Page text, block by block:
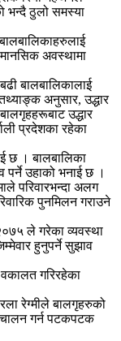
भन्दै ठुलो समस्या
अवस्थामा
बालबालिकालाई
अनुसार, उद्धार
उद्धार
प्रदेशका रहेका
छ । बालबालिका
पर्ने उहाको भनाई छ ।
परिवारभन्दा अलग
पुनमिलन गराउने
ले गरेका व्यवस्था
हुनुपर्ने सुझाव
वकालत गरिरहेका
रेग्मीले बालगृहरुको
गर्न पटकपटक